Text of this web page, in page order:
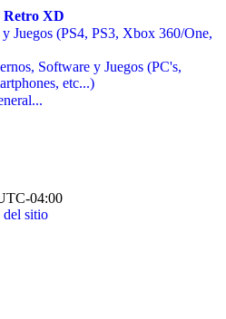
Retro XD
Juegos (PS4, PS3, Xbox 360/One,
Software y Juegos (PC's,
etc...)
04:00
del sitio